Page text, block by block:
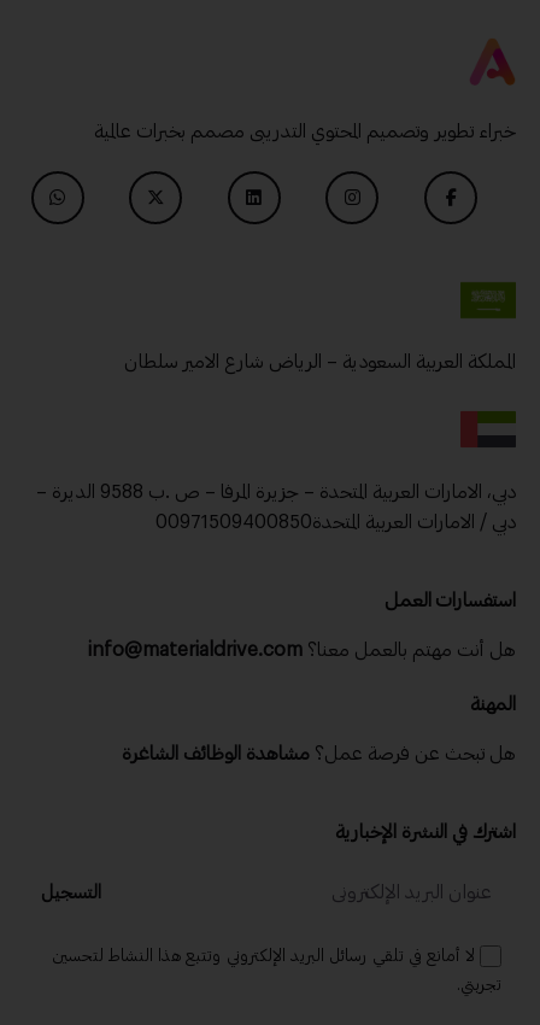
خبراء تطوير وتصميم المحتوي التدريبى مصمم بخبرات عالمية
المملكة العربية السعودية – الرياض شارع الامير سلطان
دبي، الامارات العربية المتحدة – جزيرة المرفا – ص .ب 9588 الديرة –
دبي / الامارات العربية المتحدة00971509400850
استفسارات العمل
هل أنت مهتم بالعمل معنا؟ info@materialdrive.com
المهنة
هل تبحث عن فرصة عمل؟ مشاهدة الوظائف الشاغرة
اشترك في النشرة الإخبارية
التسجيل
لا أمانع في تلقي رسائل البريد الإلكتروني وتتبع هذا النشاط لتحسين
تجربتي.